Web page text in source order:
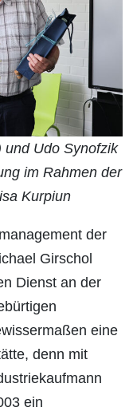
und Udo Synofzik
im Rahmen der
Kurpiun
der
Girschol
Dienst an der
eine
denn mit
ein